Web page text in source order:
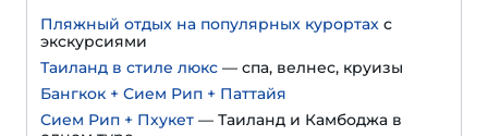
Пляжный отдых на популярных курортах с
экскурсиями
Таиланд в стиле люкс — спа, велнес, круизы
Бангкок + Сием Рип + Паттайя
Сием Рип + Пхукет — Таиланд и Камбоджа в